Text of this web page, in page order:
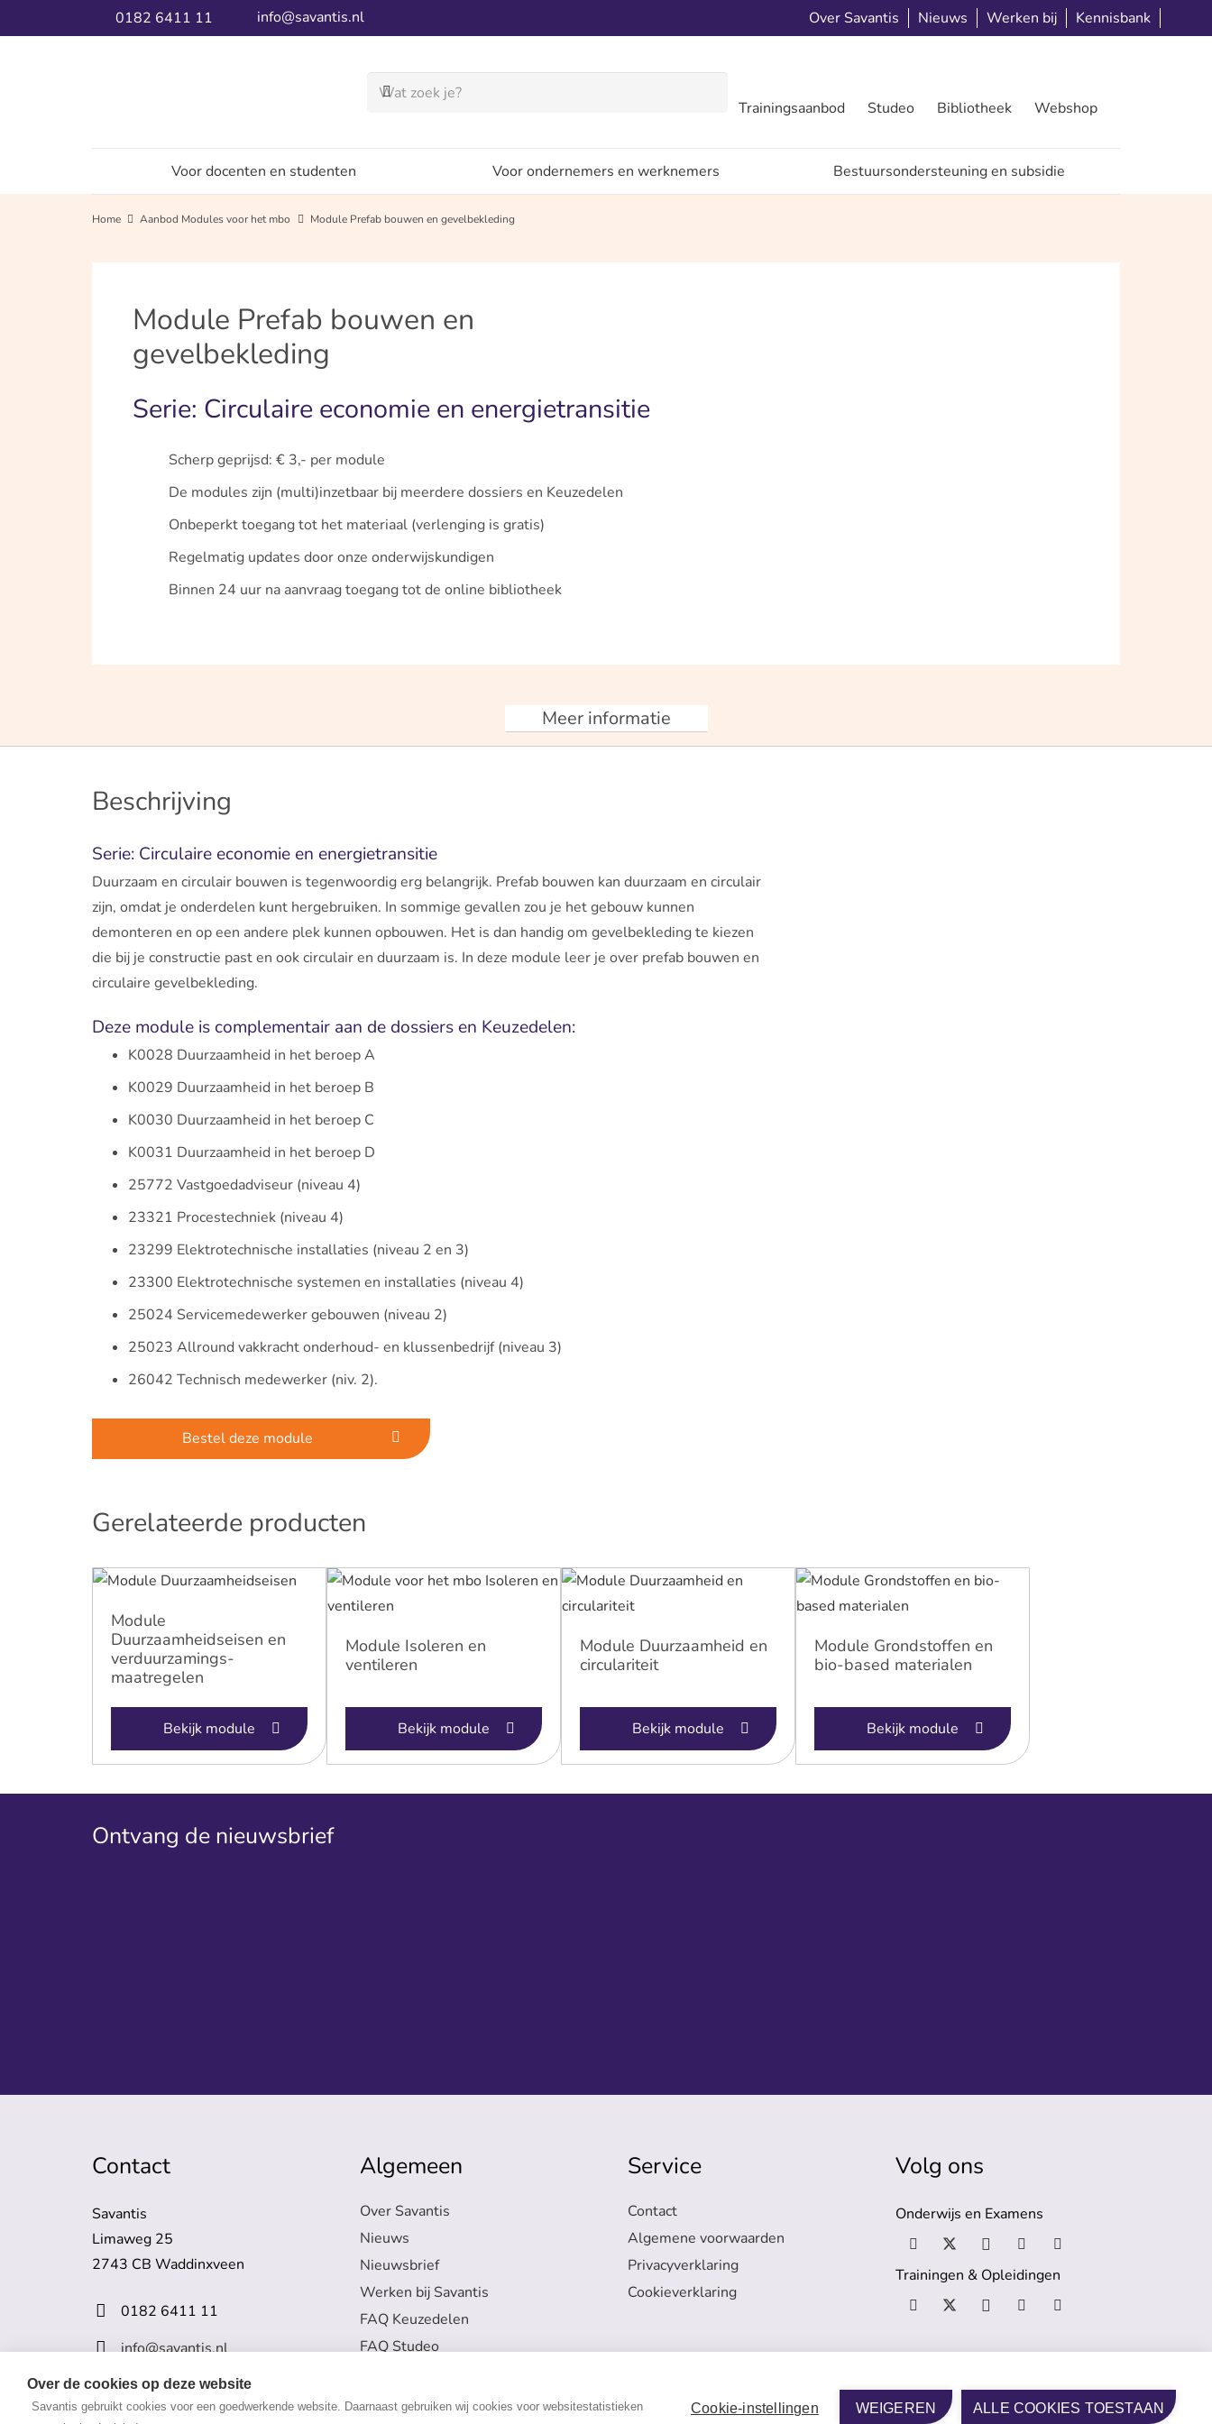
Over de cookies op deze website
Savantis gebruikt cookies voor een goedwerkende website. Daarnaast gebruiken wij cookies voor websitestatistieken
Cookie-instellingen WEIGEREN ALLE COOKIES TOESTAAN
0182 6411 11 info@savantis.nl Over Savantis Nieuws Werken bij Kennisbank
Trainingsaanbod Studeo Bibliotheek Webshop
Voor docenten en studenten Voor ondernemers en werknemers Bestuursondersteuning en subsidie
Home Aanbod Modules voor het mbo Module Prefab bouwen en gevelbekleding
Module Prefab bouwen en
gevelbekleding
Serie: Circulaire economie en energietransitie
Scherp geprijsd: € 3,- per module
De modules zijn (multi)inzetbaar bij meerdere dossiers en Keuzedelen
Onbeperkt toegang tot het materiaal (verlenging is gratis)
Regelmatig updates door onze onderwijskundigen
Binnen 24 uur na aanvraag toegang tot de online bibliotheek
Meer informatie
Beschrijving
Serie: Circulaire economie en energietransitie
Duurzaam en circulair bouwen is tegenwoordig erg belangrijk. Prefab bouwen kan duurzaam en circulair
zijn, omdat je onderdelen kunt hergebruiken. In sommige gevallen zou je het gebouw kunnen
demonteren en op een andere plek kunnen opbouwen. Het is dan handig om gevelbekleding te kiezen
die bij je constructie past en ook circulair en duurzaam is. In deze module leer je over prefab bouwen en
circulaire gevelbekleding.
Deze module is complementair aan de dossiers en Keuzedelen:
K0028 Duurzaamheid in het beroep A
K0029 Duurzaamheid in het beroep B
K0030 Duurzaamheid in het beroep C
K0031 Duurzaamheid in het beroep D
25772 Vastgoedadviseur (niveau 4)
23321 Procestechniek (niveau 4)
23299 Elektrotechnische installaties (niveau 2 en 3)
23300 Elektrotechnische systemen en installaties (niveau 4)
25024 Servicemedewerker gebouwen (niveau 2)
25023 Allround vakkracht onderhoud- en klussenbedrijf (niveau 3)
26042 Technisch medewerker (niv. 2).
Bestel deze module
Gerelateerde producten
Module
Duurzaamheidseisen en
verduurzamings-
maatregelen
Bekijk module
Module Isoleren en
ventileren
Bekijk module
Module Duurzaamheid en
circulariteit
Bekijk module
Module Grondstoffen en
bio-based materialen
Bekijk module
Ontvang de nieuwsbrief
Contact
Savantis
Limaweg 25
2743 CB Waddinxveen
0182 6411 11
info@savantis.nl
Algemeen
Over Savantis
Nieuws
Nieuwsbrief
Werken bij Savantis
FAQ Keuzedelen
FAQ Studeo
Service
Contact
Algemene voorwaarden
Privacyverklaring
Cookieverklaring
Volg ons
Onderwijs en Examens
Trainingen & Opleidingen